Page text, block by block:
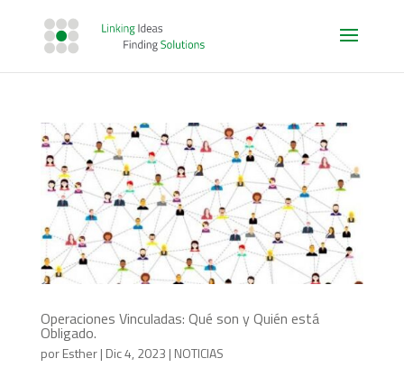
Operaciones Vinculadas: Qué son y Quién está
Obligado.
porEsther| Dic 4, 2023 | NOTICIAS